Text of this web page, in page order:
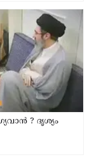
? ദൃശ്യം